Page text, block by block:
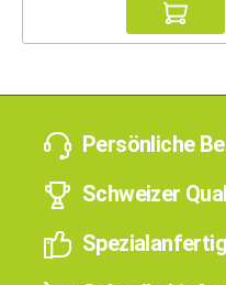
Persönliche
Schweizer